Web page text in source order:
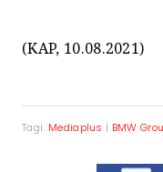
(KAP, 10.08.2021)
Tagi: Mediaplus | BMW